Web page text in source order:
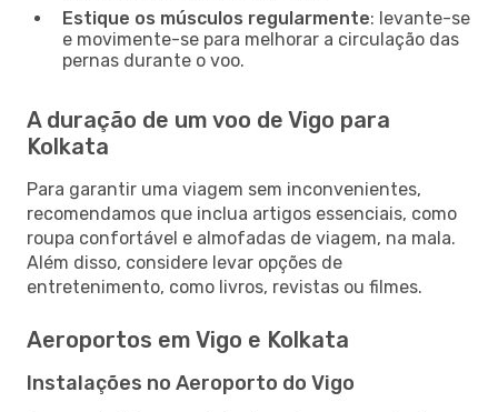
Estique os músculos regularmente: levante-se
e movimente-se para melhorar a circulação das
pernas durante o voo.
A duração de um voo de Vigo para
Kolkata
Para garantir uma viagem sem inconvenientes,
recomendamos que inclua artigos essenciais, como
roupa confortável e almofadas de viagem, na mala.
Além disso, considere levar opções de
entretenimento, como livros, revistas ou filmes.
Aeroportos em Vigo e Kolkata
Instalações no Aeroporto do Vigo